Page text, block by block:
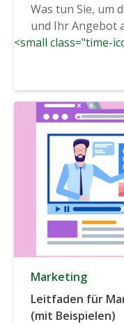
Was tun Sie, um
und Ihr Angebot
<small class="time-
Marketing
Leitfaden für
(mit Beispielen)